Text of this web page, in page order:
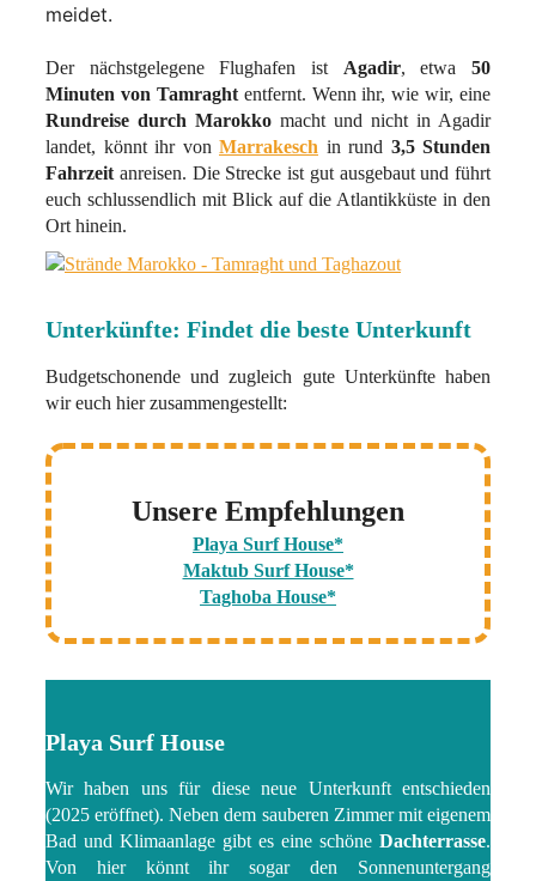
meidet.
Der nächstgelegene Flughafen ist Agadir, etwa50
Minuten von Tamraghtentfernt. Wenn ihr, wie wir, eine
Rundreise durch Marokko macht und nicht in Agadir
landet, könnt ihr von Marrakesch in rund 3,5 Stunden
Fahrzeit anreisen. Die Strecke ist gut ausgebaut und führt
euch schlussendlich mit Blick auf die Atlantikküste in den
Ort hinein.
Unterkünfte: Findet die beste Unterkunft
Budgetschonende und zugleich gute Unterkünfte haben
wir euch hier zusammengestellt:
Unsere Empfehlungen
Playa Surf House*
Maktub Surf House*
Taghoba House*
Playa Surf House
Wir haben uns für diese neue Unterkunft entschieden
(2025 eröffnet). Neben dem sauberen Zimmer mit eigenem
Bad und Klimaanlage gibt es eine schöne Dachterrasse.
Von hier könnt ihr sogar den Sonnenuntergang